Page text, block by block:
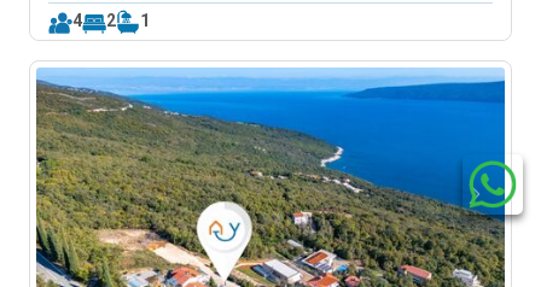
4 2 1